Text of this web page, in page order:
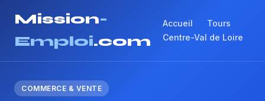
Mission-
Emploi.com
Accueil
Tours
Centre-Val de Loire
COMMERCE & VENTE